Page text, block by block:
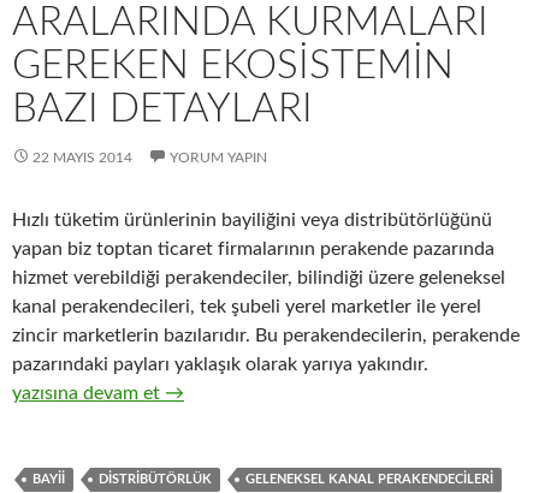
ARALARINDA KURMALARI
GEREKEN EKOSISTEMIN
BAZI DETAYLARI
22 MAYIS 2014 YORUM YAPIN
Hızlı tüketim ürünlerinin bayiliğini veya distribütörlüğünü
yapan biz toptan ticaret firmalarının perakende pazarında
hizmet verebildiği perakendeciler, bilindiği üzere geleneksel
kanal perakendecileri, tek şubeli yerel marketler ile yerel
zincir marketlerin bazılarıdır. Bu perakendecilerin, perakende
pazarındaki payları yaklaşık olarak yarıya yakındır.
15-Üreticiler ve distribütörleri ile geleneksel kanal
yazısına devam et →
BAYII DISTRIBÜTÖRLÜK GELENEKSEL KANAL PERAKENDECILERI